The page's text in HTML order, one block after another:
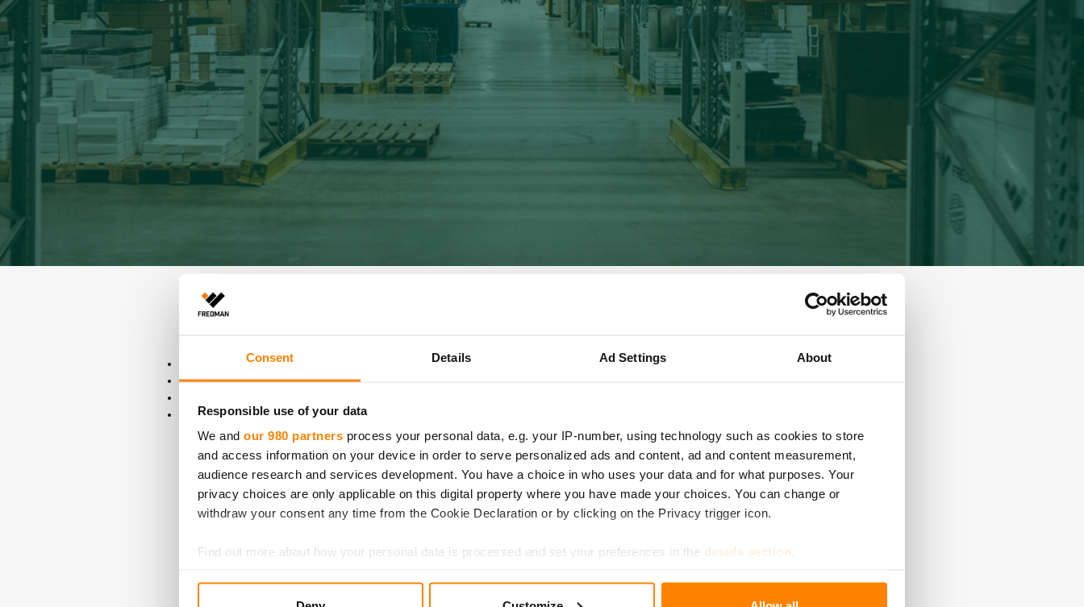
Consent Details Ad Settings About
Responsible use of your data
We and our 980 partners process your personal data, e.g. your IP-number, using technology such as cookies to store
and access information on your device in order to serve personalized ads and content, ad and content measurement,
audience research and services development. You have a choice in who uses your data and for what purposes. Your
privacy choices are only applicable on this digital property where you have made your choices. You can change or
withdraw your consent any time from the Cookie Declaration or by clicking on the Privacy trigger icon.
Find out more about how your personal data is processed and set your preferences in the details section
Kestävän liiketoiminnan avaintekijöitä ovat muun muassa luotettavuus, asiakastyytyväisyys ja jatkuva parantaminen.
Fredman Group Oy:n yhtiöille myönnetyt sertifikaatit ovat osa vastuullisuustyön johtamista, mutta myös osoitus
ISO 9001:2015 Laatujärjestelmäsertifikaatti (avaa)
ISO 14001:2015 Ympäristösertifikaatti (
ISO 45001:2018 Työterveys- ja turvallisuusjohtaminen (
Puun alkuperäketjun hallintamme on FSC®- ja PEFC -sertifioitu. Molemmissa sertifikaateissa puun tuotantoketjun vaiheet
ovat jäljitettävissä aina valmiista tuotteesta metsään asti.
FSC sertifikaatti (EN)